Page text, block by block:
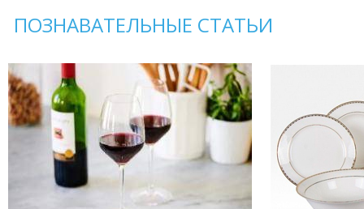
ПОЗНАВАТЕЛЬНЫЕ СТАТЬИ